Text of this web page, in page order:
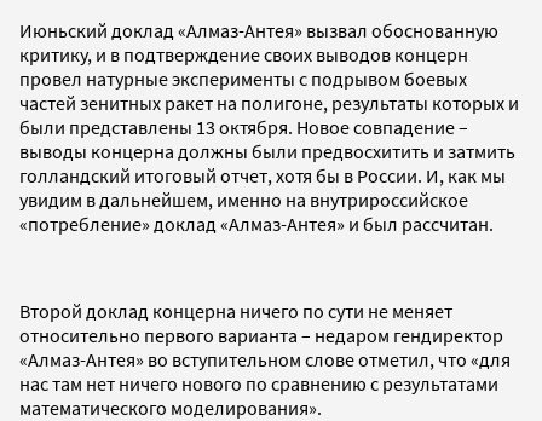
Июньский доклад «Алмаз-Антея» вызвал обоснованную
критику, и в подтверждение своих выводов концерн
провел натурные эксперименты с подрывом боевых
частей зенитных ракет на полигоне, результаты которых и
были представлены 13 октября. Новое совпадение –
выводы концерна должны были предвосхитить и затмить
голландский итоговый отчет, хотя бы в России. И, как мы
увидим в дальнейшем, именно на внутрироссийское
«потребление» доклад «Алмаз-Антея» и был рассчитан.
Второй доклад концерна ничего по сути не меняет
относительно первого варианта – недаром гендиректор
«Алмаз-Антея» во вступительном слове отметил, что «для
нас там нет ничего нового по сравнению с результатами
математического моделирования».